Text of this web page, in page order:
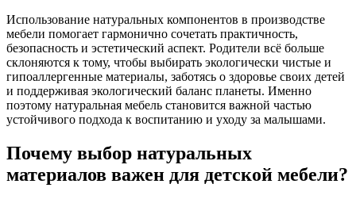
Использование натуральных компонентов в производстве
мебели помогает гармонично сочетать практичность,
безопасность и эстетический аспект. Родители всё больше
склоняются к тому, чтобы выбирать экологически чистые и
гипоаллергенные материалы, заботясь о здоровье своих детей
и поддерживая экологический баланс планеты. Именно
поэтому натуральная мебель становится важной частью
устойчивого подхода к воспитанию и уходу за малышами.
Почему выбор натуральных
материалов важен для детской мебели?